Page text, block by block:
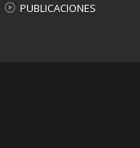
PUBLICACIONES